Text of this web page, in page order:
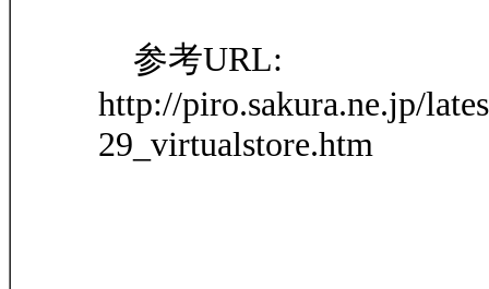
参考URL:
http://piro.sakura.ne.jp/
29_virtualstore.htm